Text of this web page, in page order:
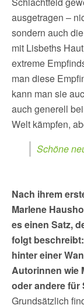
ausgetragen –
sondern auch
mit Lisbeths
extreme
man diese
kann man sie
auch generell
Welt kämpfen,
Schöne
Nach ihrem
Marlene
es einen Satz,
folgt
hinter einer
Autorinnen wie
oder andere für
Grundsätzlich